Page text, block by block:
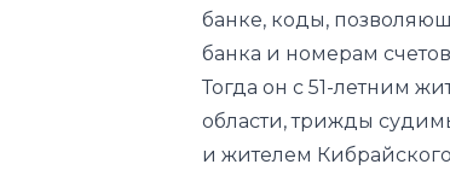
банке, коды,
банка и номерам
Тогда он с 51-летним
области, трижды
и жителем